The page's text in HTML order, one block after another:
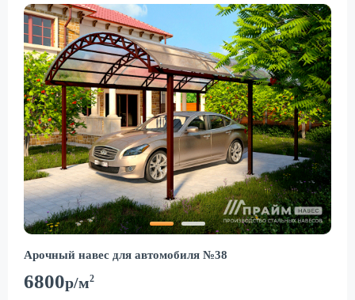
Арочный навес для автомобиля №38
6800р/м2